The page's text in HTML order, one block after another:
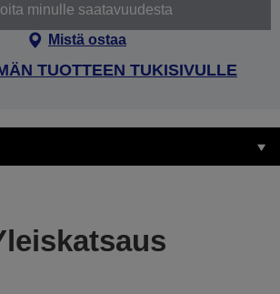
minulle saatavuudesta
Mistä ostaa
TUOTTEEN TUKISIVULLE